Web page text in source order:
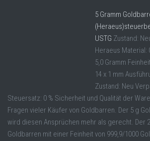
5 Gramm
USTG Zustand:
Heraeus Material:
5,0 Gramm
14 x 1 mm
Zustand: Neu
Steuersatz: 0 % Sicherheit und Qualität der
Fragen vieler Käufer von Goldbarren. Der 5 g
wird diesen Ansprüchen mehr als gerecht. Der
Goldbarren mit einer Feinheit von 999,9/1000